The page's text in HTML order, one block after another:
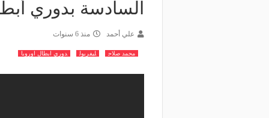
السادسة بدوري
علي أحمد منذ 6 سنوات
محمد صلاح ليفربول دوري ابطال اوروبا